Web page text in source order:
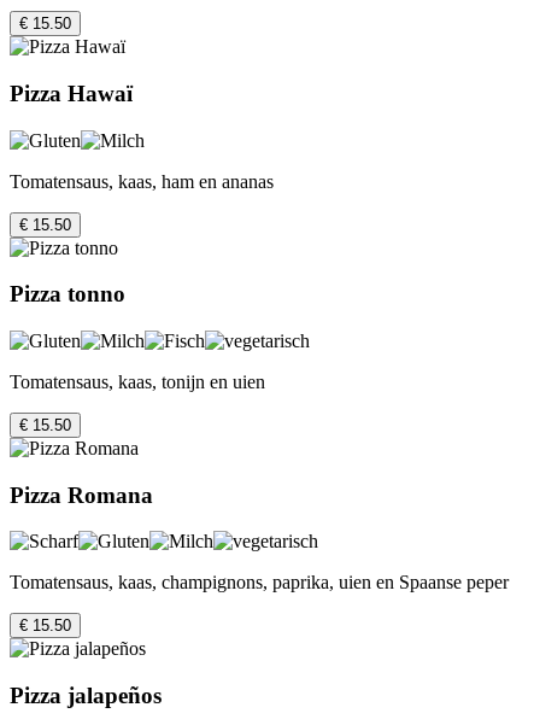
€ 15.50
Pizza Hawaï
Tomatensaus, kaas, ham en ananas
€ 15.50
Pizza tonno
Tomatensaus, kaas, tonijn en uien
€ 15.50
Pizza Romana
Tomatensaus, kaas, champignons, paprika, uien en Spaanse peper
€ 15.50
Pizza jalapeños